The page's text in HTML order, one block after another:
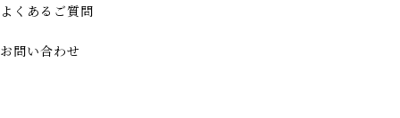
よくあるご質問
お問い合わせ